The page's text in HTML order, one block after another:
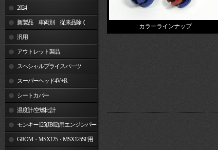
2024
新製品 車両別 従来品除く
汎用
アウトレット製品
スペシャルプライスパーツ
スーパーヘッド4V+R
シートカバー
温度計/空燃比計
モンキー125(JB02)用エンジンパー
ツ GROM・MSX125・MSX125SF用
カラーラインナップ